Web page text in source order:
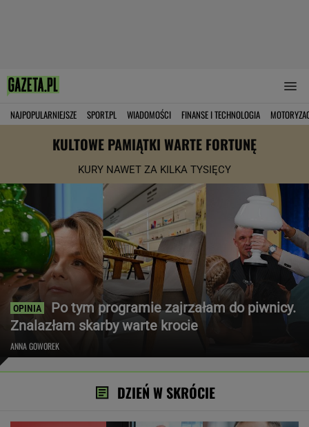
NAJPOPULARNIEJSZE SPORT.PL WIADOMOŚCI FINANSE I TECHNOLOGIA
KULTOWE PAMIĄTKI WARTE FORTUNĘ
KURY NAWET ZA KILKA TYSIĘCY
Po tym programie zajrzałam do piwnicy.
Znalazłam skarby warte krocie
ANNA GOWOREK
DZIEŃ W SKRÓCIE